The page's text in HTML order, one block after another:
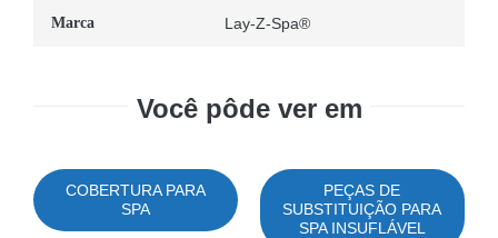
Marca Lay-Z-Spa®
Você pôde ver em
COBERTURA PARA
SPA
PEÇAS DE
SUBSTITUIÇÃO PARA
SPA INSUFLÁVEL